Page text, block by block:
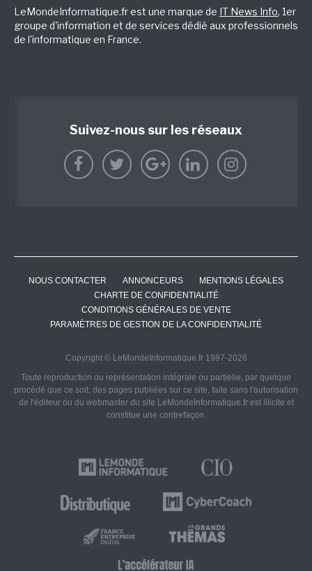
LeMondeInformatique.fr est une marque de IT News Info, 1er
groupe d'information et de services dédié aux professionnels
de l'informatique en France.
Suivez-nous sur les réseaux
NOUS CONTACTER ANNONCEURS
MENTIONS LÉGALES
CHARTE DE CONFIDENTIALITÉ
CONDITIONS GÉNÉRALES DE VENTE
PARAMÈTRES DE GESTION DE LA CONFIDENTIALITÉ
Copyright © LeMondeInformatique.fr 1997-2026
Toute reproduction ou représentation intégrale ou partielle, par quelque
procédé que ce soit, des pages publiées sur ce site, faite sans l'autorisation
de l'éditeur ou du webmaster du site LeMondeInformatique.fr est illicite et
constitue une contrefaçon.